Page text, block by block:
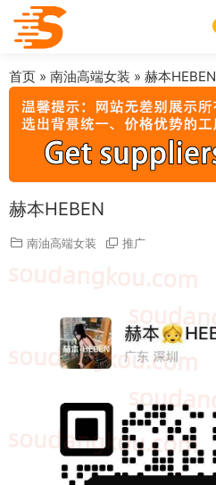
首页 » 南油高端女装 » 赫本HEBEN
赫本HEBEN
南油高端女装 推广